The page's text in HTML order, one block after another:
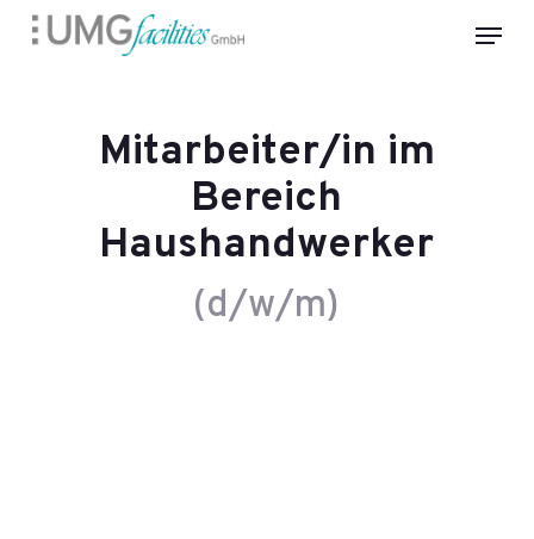
Skip
Menu
Mitarbeiter/in im
Bereich
Haushandwerker